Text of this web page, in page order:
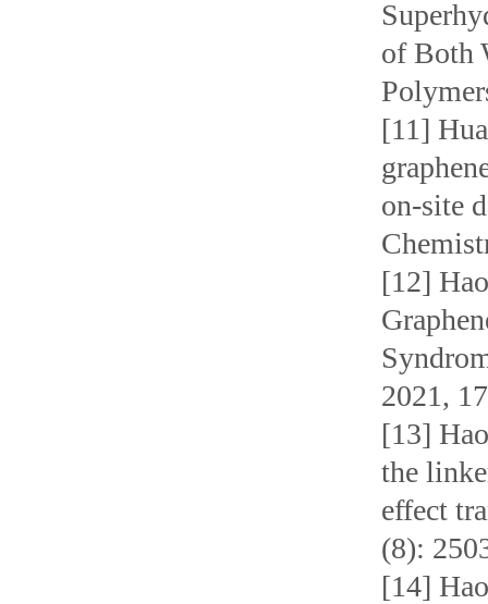
of Both
[11]
on-site
[12]
2021,
[13]
the
effect
(8):
[14]